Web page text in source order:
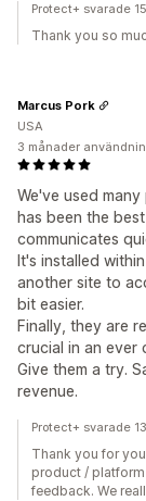
Protect+ svarade
Thank you so
We've used
has been the
communicates
It's installed
another site to
bit easier.
Finally, they are
crucial in an ever
Give them a try.
revenue.
Marcus Pork
USA
3 månader
Protect+ svarade
Thank you for
product /
feedback. We